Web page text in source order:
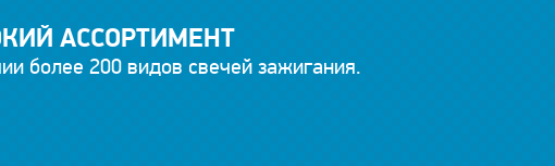
АССОРТИМЕНТ
более 200 видов свечей зажигания.